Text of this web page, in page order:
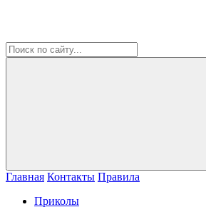
Главная Контакты Правила
Приколы